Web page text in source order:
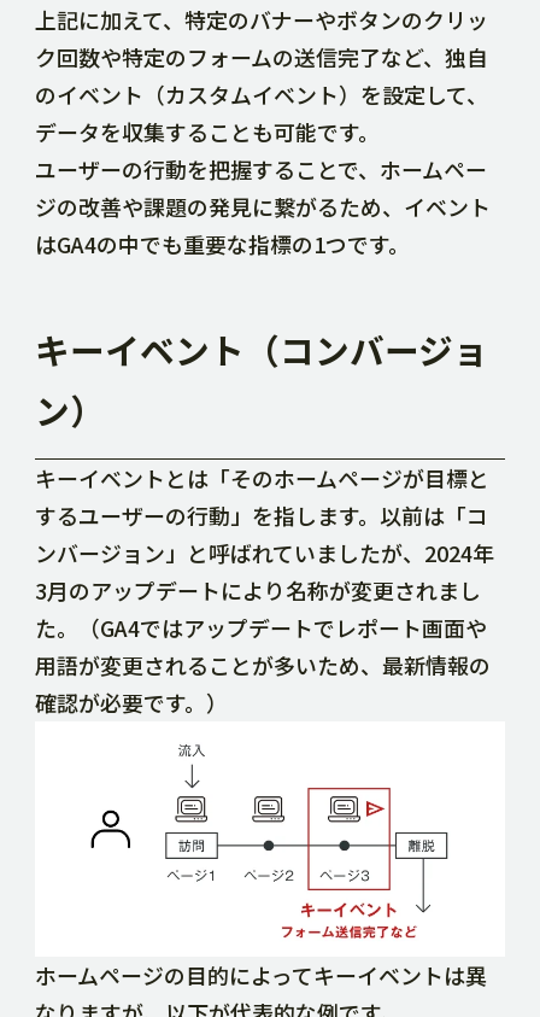
上記に加えて、特定のバナーやボタンのクリッ
ク回数や特定のフォームの送信完了など、独自
のイベント（カスタムイベント）を設定して、
データを収集することも可能です。
ユーザーの行動を把握することで、ホームペー
ジの改善や課題の発見に繋がるため、イベント
はGA4の中でも重要な指標の1つです。
キーイベント（コンバージョ
ン）
キーイベントとは「そのホームページが目標と
するユーザーの行動」を指します。以前は「コ
ンバージョン」と呼ばれていましたが、2024年
3月のアップデートにより名称が変更されまし
た。（GA4ではアップデートでレポート画面や
用語が変更されることが多いため、最新情報の
確認が必要です。）
ホームページの目的によってキーイベントは異